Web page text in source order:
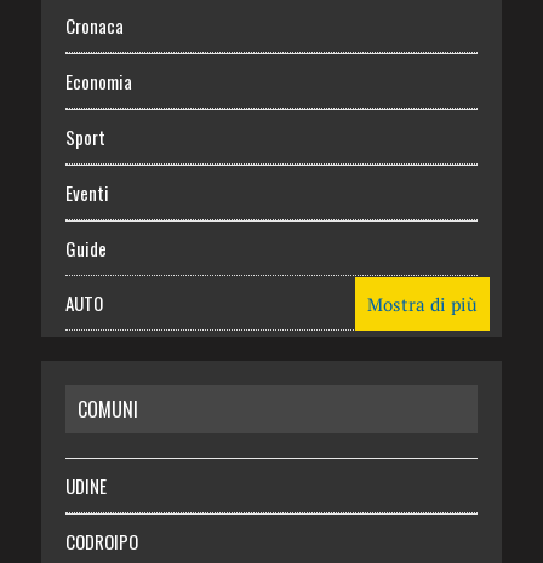
Cronaca
Economia
Sport
Eventi
Guide
AUTO
RISPARMIO
SALUTE
Necrologie
Mostra di più
COMUNI
UDINE
CODROIPO